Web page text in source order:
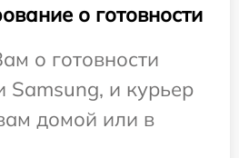
о готовности
о готовности
Samsung, и курьер
домой или в